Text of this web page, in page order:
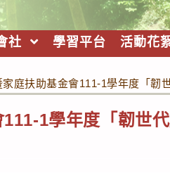
社 學習平台 活動花
庭扶助基金會111-1學年度「韌
1學年度「韌世